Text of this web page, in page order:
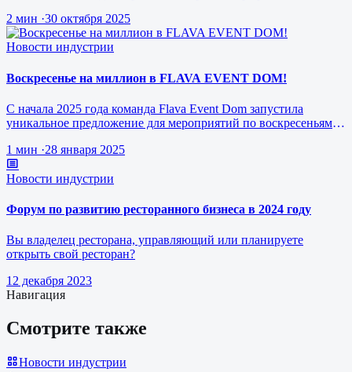
2 мин ·30 октября 2025
Новости индустрии
Воскресенье на миллион в FLAVA EVENT DOM!
С начала 2025 года команда Flava Event Dom запустила
уникальное предложение для мероприятий по воскресеньям за
1 мин ·28 января 2025
Новости индустрии
Форум по развитию ресторанного бизнеса в 2024 году
Вы владелец ресторана, управляющий или планируете
открыть свой ресторан?
12 декабря 2023
Навигация
Смотрите также
Новости индустрии